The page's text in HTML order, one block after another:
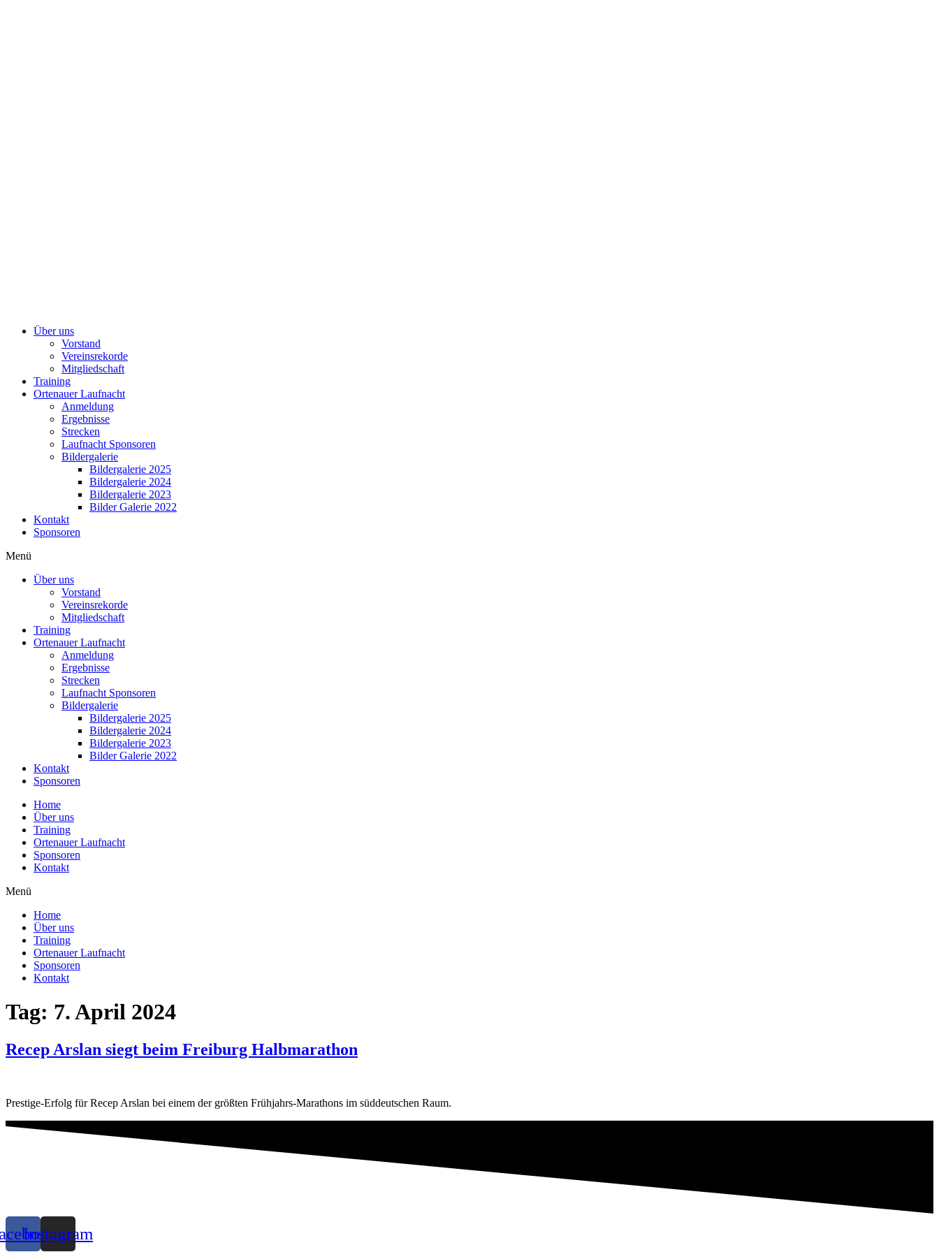
Über uns
Vorstand
Vereinsrekorde
Mitgliedschaft
Training
Ortenauer Laufnacht
Anmeldung
Ergebnisse
Strecken
Laufnacht Sponsoren
Bildergalerie
Bildergalerie 2025
Bildergalerie 2024
Bildergalerie 2023
Bilder Galerie 2022
Kontakt
Sponsoren
Menü
Über uns
Vorstand
Vereinsrekorde
Mitgliedschaft
Training
Ortenauer Laufnacht
Anmeldung
Ergebnisse
Strecken
Laufnacht Sponsoren
Bildergalerie
Bildergalerie 2025
Bildergalerie 2024
Bildergalerie 2023
Bilder Galerie 2022
Kontakt
Sponsoren
Home
Über uns
Training
Ortenauer Laufnacht
Sponsoren
Kontakt
Menü
Home
Über uns
Training
Ortenauer Laufnacht
Sponsoren
Kontakt
Tag: 7. April 2024
Recep Arslan siegt beim Freiburg Halbmarathon
Prestige-Erfolg für Recep Arslan bei einem der größten Frühjahrs-Marathons im süddeutschen Raum.
Instagram